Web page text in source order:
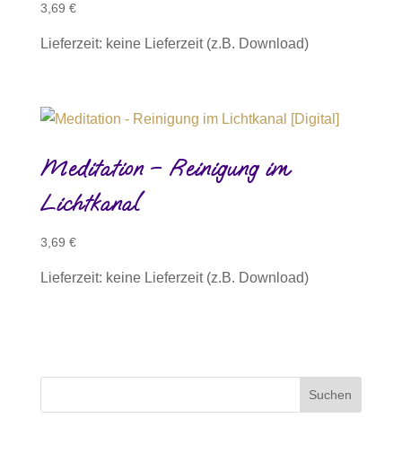
3,69 €
Lieferzeit: keine Lieferzeit (z.B. Download)
Meditation – Reinigung im
Lichtkanal
3,69 €
Lieferzeit: keine Lieferzeit (z.B. Download)
Suchen